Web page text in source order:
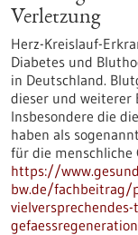
Verletzung
Herz-Kreislauf-
Diabetes und
in Deutschland.
dieser und weiterer
Insbesondere die
haben als
für die menschliche
https://
bw.de/fachbeitrag/